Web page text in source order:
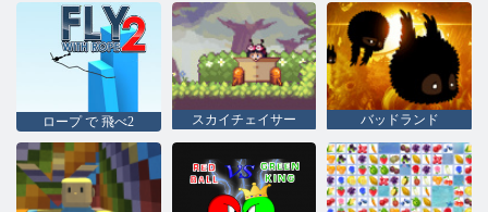
ロープ で 飛べ2 スカイチェイサー バッドランド